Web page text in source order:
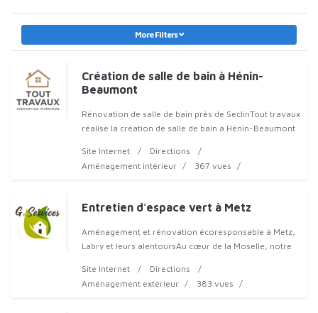
More Filters
Création de salle de bain à Hénin-
Beaumont
Rénovation de salle de bain près de SeclinTout travaux
réalise la création de salle de bain à Hénin-Beaumont
Lens, Carvin, Seclin,
Site Internet
Directions
Aménagement intérieur
367 vues
Entretien d'espace vert à Metz
Aménagement et rénovation écoresponsable à Metz,
Labry et leurs alentoursAu cœur de la Moselle, notre
de tous vos projets d’habita
Site Internet
Directions
Aménagement extérieur
383 vues